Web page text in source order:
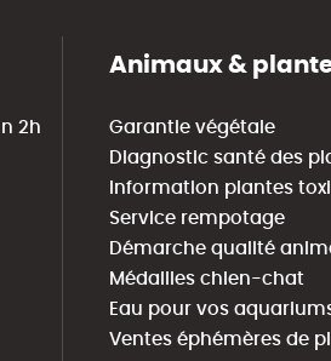
2h
Animaux &
Garantie végétale
Diagnostic santé des
Information plantes
Service rempotage
Démarche qualité
Médailles chien-chat
Eau pour vos
Ventes éphémères de